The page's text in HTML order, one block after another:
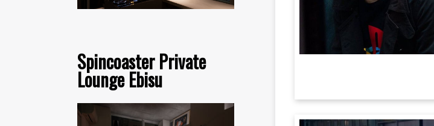
Spincoaster Private
Lounge Ebisu